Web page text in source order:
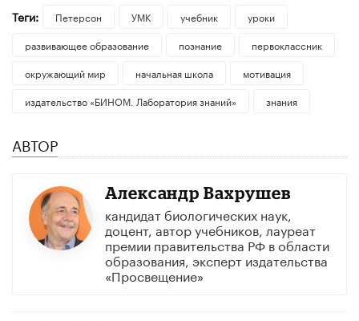
Теги: Петерсон УМК учебник
уроки
развивающее образование
познание
первоклассник
окружающий мир
начальная школа
мотивация
издательство «БИНОМ. Лаборатория знаний»
знания
АВТОР
Александр Вахрушев
кандидат биологических наук,
доцент, автор учебников, лауреат
премии правительства РФ в области
образования, эксперт издательства
«Просвещение»